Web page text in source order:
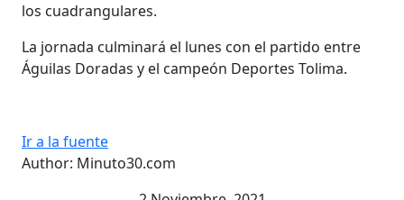
los cuadrangulares.
La jornada culminará el lunes con el partido entre
Águilas Doradas y el campeón Deportes Tolima.
Ir a la fuente
Author: Minuto30.com